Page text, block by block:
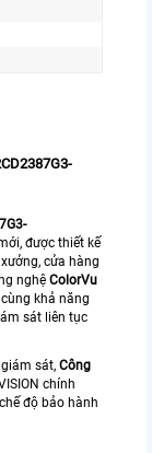
được thiết kế
cửa hàng
nghệ ColorVu
khả năng
sát liên tục
sát, Công
chính
độ bảo hành